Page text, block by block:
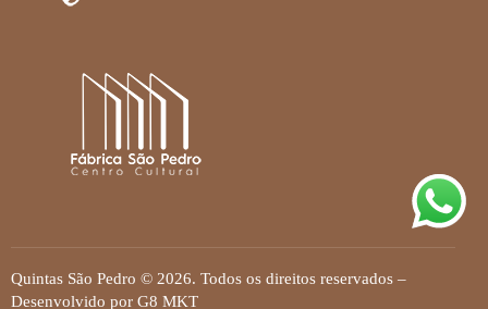
Quintas São Pedro © 2026. Todos os direitos reservados –
Desenvolvido por G8 MKT